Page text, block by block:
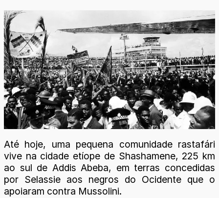
Até hoje, uma pequena comunidade rastafári
vive na cidade etíope de Shashamene, 225 km
ao sul de Addis Abeba, em terras concedidas
por Selassie aos negros do Ocidente que o
apoiaram contra Mussolini.